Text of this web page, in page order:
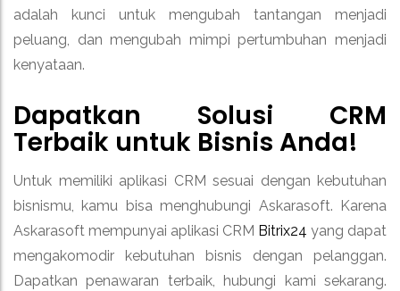
adalah kunci untuk mengubah tantangan menjadi
peluang, dan mengubah mimpi pertumbuhan menjadi
kenyataan.
Dapatkan Solusi CRM
Terbaik untuk Bisnis Anda!
Untuk memiliki aplikasi CRM sesuai dengan kebutuhan
bisnismu, kamu bisa menghubungi Askarasoft. Karena
Askarasoft mempunyai aplikasi CRM Bitrix24 yang dapat
mengakomodir kebutuhan bisnis dengan pelanggan.
Dapatkan penawaran terbaik, hubungi kami sekarang.